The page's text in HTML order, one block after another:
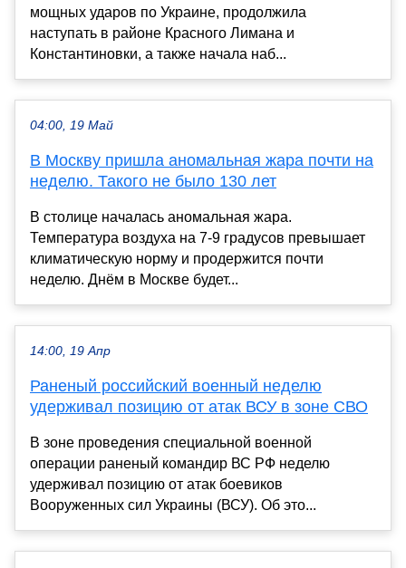
мощных ударов по Украине, продолжила
наступать в районе Красного Лимана и
Константиновки, а также начала наб...
04:00, 19 Май
В Москву пришла аномальная жара почти на
неделю. Такого не было 130 лет
В столице началась аномальная жара.
Температура воздуха на 7-9 градусов превышает
климатическую норму и продержится почти
неделю. Днём в Москве будет...
14:00, 19 Апр
Раненый российский военный неделю
удерживал позицию от атак ВСУ в зоне СВО
В зоне проведения специальной военной
операции раненый командир ВС РФ неделю
удерживал позицию от атак боевиков
Вооруженных сил Украины (ВСУ). Об это...